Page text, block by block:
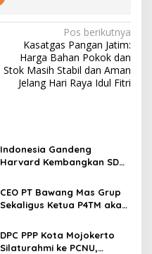
Pos berikutnya
Kasatgas Pangan Jatim:
Harga Bahan Pokok dan
Stok Masih Stabil dan Aman
Jelang Hari Raya Idul Fitri
Indonesia Gandeng
Harvard Kembangkan SDM
Dunia
CEO PT Bawang Mas Grup
Sekaligus Ketua P4TM akan
Tembakau di Madura
DPC PPP Kota Mojokerto
Silaturahmi ke PCNU,